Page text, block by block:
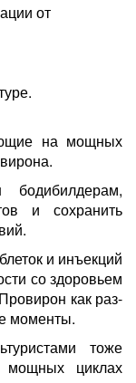
от
на мощных
бодибилдерам,
и сохранить
и инъекций
со здоровьем
как раз-
моменты.
тоже
мощных циклах